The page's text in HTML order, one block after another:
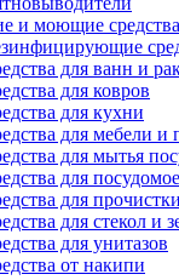
и моющие средства
для ванн и
для ковров
для кухни
для мебели и
для мытья
для
для
для стекол и
для унитазов
от накипи